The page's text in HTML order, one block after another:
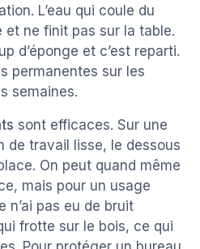
L’eau qui coule du
et ne finit pas sur la table.
d’éponge et c’est reparti.
permanentes sur les
semaines.
sont efficaces. Sur une
de travail lisse, le dessous
On peut quand même
mais pour un usage
n’ai pas eu de bruit
frotte sur le bois, ce qui